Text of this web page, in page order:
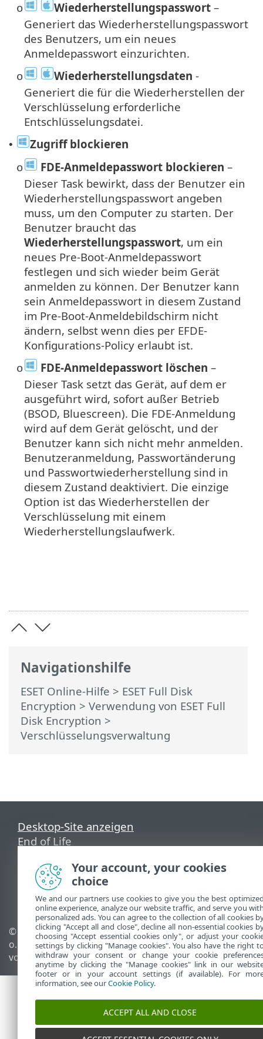
Navigationshilfe
ESET Online-Hilfe > ESET Full Disk
Encryption > Verwendung von ESET Full
Disk Encryption >
Verschlüsselungsverwaltung
o Wiederherstellungspasswort –
Generiert das Wiederherstellungspasswort
des Benutzers, um ein neues
Anmeldepasswort einzurichten.
o Wiederherstellungsdaten -
Generiert die für die Wiederherstellen der
Verschlüsselung erforderliche
Entschlüsselungsdatei.
• Zugriff blockieren
o FDE-Anmeldepasswort blockieren –
Dieser Task bewirkt, dass der Benutzer ein
Wiederherstellungspasswort angeben
muss, um den Computer zu starten. Der
Benutzer braucht das
Wiederherstellungspasswort, um ein
neues Pre-Boot-Anmeldepasswort
festlegen und sich wieder beim Gerät
anmelden zu können. Der Benutzer kann
sein Anmeldepasswort in diesem Zustand
im Pre-Boot-Anmeldebildschirm nicht
ändern, selbst wenn dies per EFDE-
Konfigurations-Policy erlaubt ist.
o FDE-Anmeldepasswort löschen –
Dieser Task setzt das Gerät, auf dem er
ausgeführt wird, sofort außer Betrieb
(BSOD, Bluescreen). Die FDE-Anmeldung
wird auf dem Gerät gelöscht, und der
Benutzer kann sich nicht mehr anmelden.
Benutzeranmeldung, Passwortänderung
und Passwortwiederherstellung sind in
diesem Zustand deaktiviert. Die einzige
Option ist das Wiederherstellen der
Verschlüsselung mit einem
Wiederherstellungslaufwerk.
Desktop-Site anzeigen
End of Life
ESET-Forum
ESET Status Portal
Regionaler Support
© 1992 - 2026 ESET, spol. s r.
o. - Alle Rechte
vorbehalten.
Cookies verwalten
Cookie-Richtlinie
Your account, your cookies
choice
We and our partners use cookies to give you the best
online experience, analyze our website traffic, and serve you
personalized ads. You can agree to the collection of all cookies
clicking "Accept all and close", decline all non-essential cookies
choosing "Accept essential cookies only", or adjust your
settings by clicking "Manage cookies". You also have the right
withdraw your consent or change your cookie
anytime by clicking the "Manage cookies" link in our
footer or in your account settings (if available). For
information, see ourCookie Policy.
ACCEPT ALL AND CLOSE